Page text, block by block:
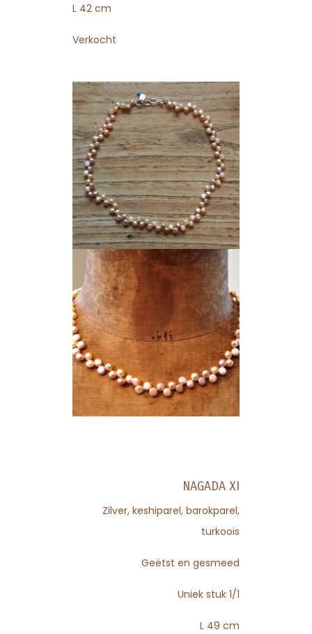
L 42 cm
Verkocht
NAGADA XI
Zilver, keshiparel, barokparel,
turkoois
Geëtst en gesmeed
Uniek stuk 1/1
L 49 cm